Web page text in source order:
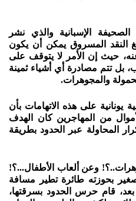
الإسبانية والذي نشر
النقد المسروق يمكن أن يكون
حيث إن الأمر لا يتوقف على
بل تتم مصادرة أي أشياء ثمينة
والمجوهرات.
يونانية على هذه الاتهامات بأن
من المهاجرين كان الهدف
المحاولة عبر الحدود بطريقة
وعن ألعاب الأطفال...؟!
بحوزته طائرة تطير مسافة
قام حرس الحدود بسرقتها،